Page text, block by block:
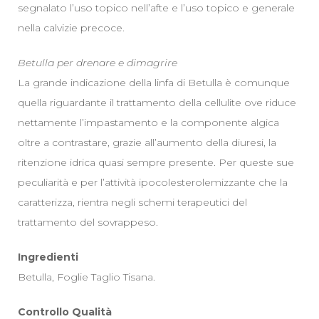
segnalato l’uso topico nell’afte e l’uso topico e generale
nella calvizie precoce.
Betulla per drenare e dimagrire
La grande indicazione della linfa di Betulla è comunque
quella riguardante il trattamento della cellulite ove riduce
nettamente l’impastamento e la componente algica
oltre a contrastare, grazie all’aumento della diuresi, la
ritenzione idrica quasi sempre presente. Per queste sue
peculiarità e per l’attività ipocolesterolemizzante che la
caratterizza, rientra negli schemi terapeutici del
trattamento del sovrappeso.
Ingredienti
Betulla, Foglie Taglio Tisana.
Controllo Qualità